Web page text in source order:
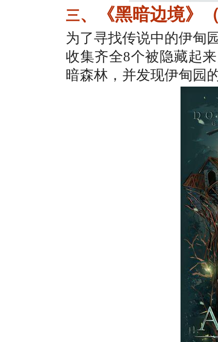
三、《黑暗边境》
为了寻找传说中的伊甸
收集齐全8个被隐藏起
暗森林，并发现伊甸园